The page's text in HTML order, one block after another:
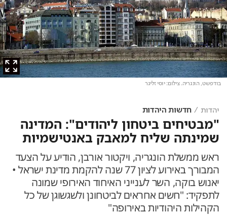
בודפשט, הונגריה. צילום: יוסי זליגר
יהדות חדשות היהדות
"מבטיחים ביטחון ליהודים": המדינה
שמינתה שליח למאבק באנטישמיות
ראש ממשלת הונגריה, ויקטור אורבן, הודיע על הצעד
המבורך באירוע לציון 77 שנה להקמת מדינת ישראל •
יאנוש בוקה, השר לענייני האיחוד האירופי שמונה
לתפקיד: "חשים אחראים לביטחונן ולשגשוגן של כל
הקהילות היהודיות באירופה"